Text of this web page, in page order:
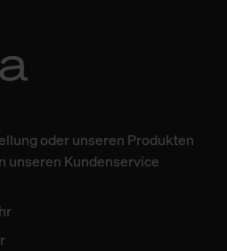
oder unseren Produkten
unseren Kundenservice